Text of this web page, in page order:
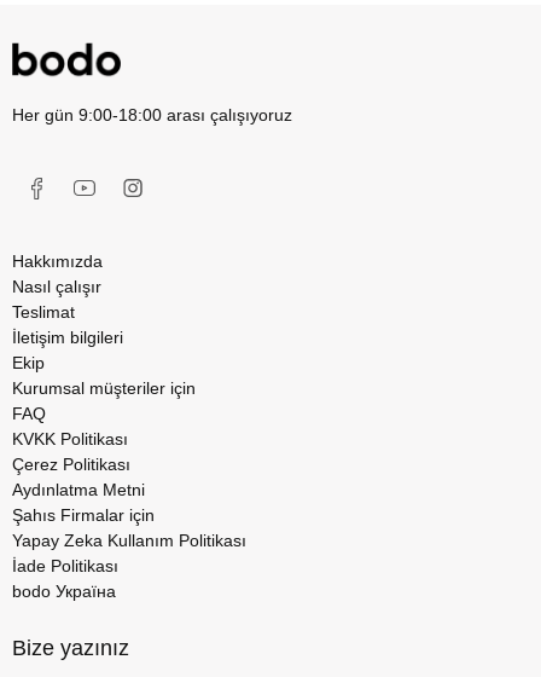
Her gün 9:00-18:00 arası çalışıyoruz
Hakkımızda
Nasıl çalışır
Teslimat
İletişim bilgileri
Ekip
Kurumsal müşteriler için
FAQ
KVKK Politikası
Çerez Politikası
Aydınlatma Metni
Şahıs Firmalar için
Yapay Zeka Kullanım Politikası
İade Politikası
bodo Україна
Bize yazınız